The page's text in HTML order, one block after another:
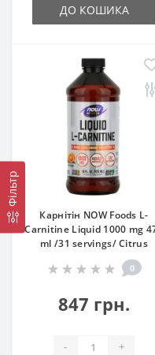
Фільтр
ДО КОШИКА
Карнітін NOW Foods L-
Carnitine Liquid 1000 mg
ml /31 servings/ Citrus
0
847 грн.
- +